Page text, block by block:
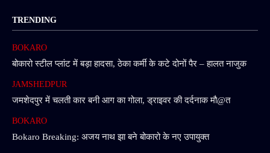
TRENDING
BOKARO
बोकारो स्टील प्लांट में बड़ा हादसा, ठेका कर्मी के कटे दोनों पैर – हालत नाजुक
JAMSHEDPUR
जमशेदपुर में चलती कार बनी आग का गोला, ड्राइवर की दर्दनाक मौ@त
BOKARO
Bokaro Breaking: अजय नाथ झा बने बोकारो के नए उपायुक्त